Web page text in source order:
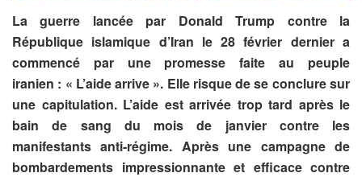
La guerre lancée par Donald Trump contre la
République islamique d’Iran le 28 février dernier a
commencé par une promesse faite au peuple
iranien : « L’aide arrive ». Elle risque de se conclure sur
une capitulation. L’aide est arrivée trop tard après le
bain de sang du mois de janvier contre les
manifestants anti-régime. Après une campagne de
bombardements impressionnante et efficace contre